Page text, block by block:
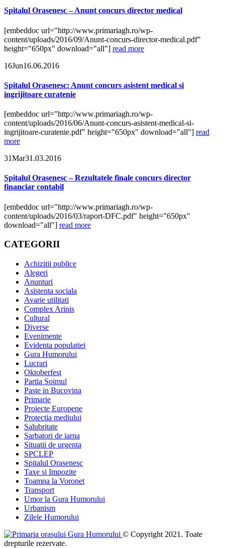
Spitalul Orasenesc – Anunt concurs director medical
[embeddoc url="http://www.primariagh.ro/wp-
content/uploads/2016/09/Anunt-concurs-director-medical.pdf"
height="650px" download="all"] read more
16Jun16.06.2016
Spitalul Orasenesc: Anunt concurs asistent medical si
ingrijitoare curatenie
[embeddoc url="http://www.primariagh.ro/wp-
content/uploads/2016/06/Anunt-concurs-asistent-medical-si-
ingrijitoare-curatenie.pdf" height="650px" download="all"] read
more
31Mar31.03.2016
Spitalul Orasenesc – Rezultatele finale concurs director
financiar contabil
[embeddoc url="http://www.primariagh.ro/wp-
content/uploads/2016/03/raport-DFC.pdf" height="650px"
download="all"] read more
CATEGORII
Achizitii publice
Alegeri
Anunturi
Asistenta sociala
Avarie utilitati
Complex Arinis
Cultural
Diverse
Evenimente
Evidenta populatiei
Gura Humorului
Lucrari
Oktoberfest
Partia Soimul
Paste in Bucovina
Primarie
Proiecte Europene
Protectia mediului
Salubritate
Sarbatori de iarna
Situatii de urgenta
SPCLEP
Spitalul Orasenesc
Taxe si Impozite
Toamna la Voronet
Transport
Umor la Gura Humorului
Urbanism
Zilele Humorului
© Copyright 2021. Toate
drepturile rezervate.